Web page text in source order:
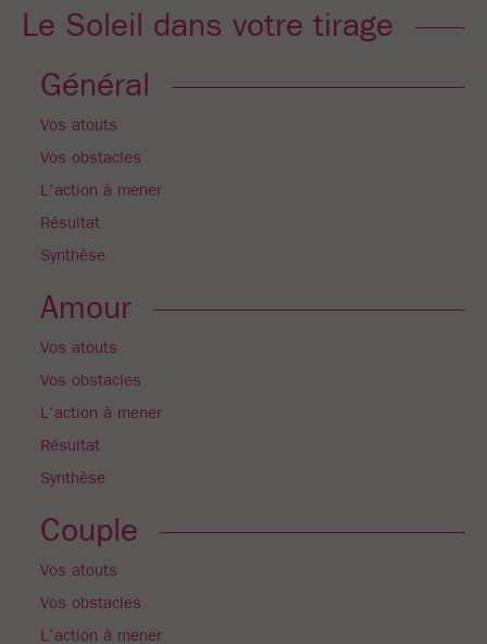
Le Soleil dans votre tirage
Général
Vos atouts
Vos obstacles
L'action à mener
Résultat
Synthèse
Amour
Vos atouts
Vos obstacles
L'action à mener
Résultat
Synthèse
Couple
Vos atouts
Vos obstacles
L'action à mener